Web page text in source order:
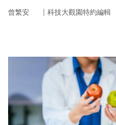
曾繁安 ｜ 科技大觀園特約編輯